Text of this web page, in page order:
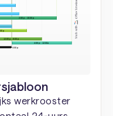
werkrooster